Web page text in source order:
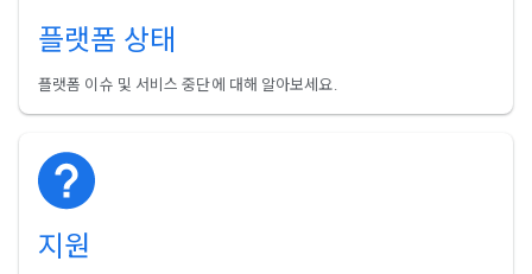
플랫폼 상태
플랫폼 이슈 및 서비스 중단에 대해 알아보세요.
지원